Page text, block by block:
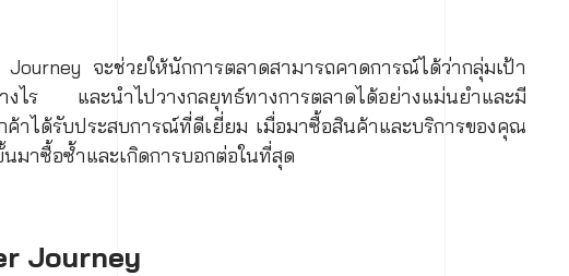
จะช่วยให้นักการตลาดสามารถคาดการณ์ได้ว่ากลุ่มเป้า
ไร และนำไปวางกลยุทธ์ทางการตลาดได้อย่างแม่นยำและมี
าได้รับประสบการณ์ที่ดีเยี่ยม เมื่อมาซื้อสินค้าและบริการของคุณ
มาซื้อซ้ำและเกิดการบอกต่อในที่สุด
Journey